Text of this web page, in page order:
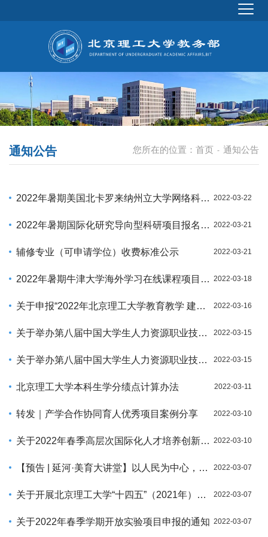
您所在的位置： 首页 - 通知公告
通知公告
2022年暑期美国北卡罗来纳州立大学网络科研项目报名通知 2022-03-22
2022年暑期国际化研究导向型科研项目报名通知 2022-03-21
辅修专业（可申请学位）收费标准公示 2022-03-21
2022年暑期牛津大学海外学习在线课程项目报名通知 2022-03-18
关于申报“2022年北京理工大学教育教学 建设项目——信息技术与教育教学 深度融合专项”（第一批）的通知 2022-03-16
关于举办第八届中国大学生人力资源职业技能大赛校内选拔赛的通知 2022-03-15
关于举办第八届中国大学生人力资源职业技能大赛校内选拔赛的通知 2022-03-15
北京理工大学本科生学分绩点计算办法 2022-03-11
转发｜产学合作协同育人优秀项目案例分享 2022-03-10
关于2022年春季高层次国际化人才培养创新实践项目全球治理课程的报名通知 2022-03-10
【预告 | 延河·美育大讲堂】以人民为中心，创造“最新最美”的“中国形象”——延安戏剧与中央戏剧学院红色校史 2022-03-07
关于开展北京理工大学“十四五”（2021年）规划教材与工信部“十四五”规划教材中期检查的通知 2022-03-07
关于2022年春季学期开放实验项目申报的通知 2022-03-07